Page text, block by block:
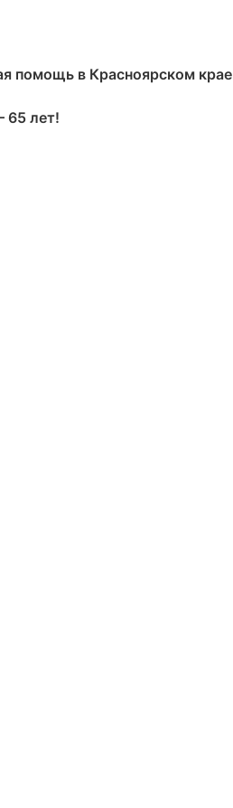
помощь в Красноярском крае
65 лет!